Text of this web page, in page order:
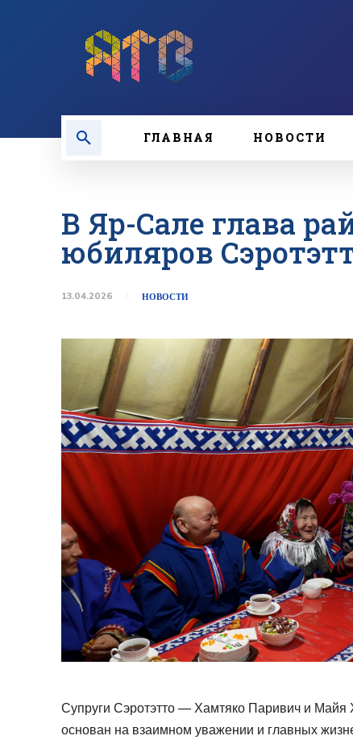
ГЛАВНАЯ НОВОСТИ
В Яр-Сале глава
юбиляров
13.04.2026 НОВОСТИ
Супруги Сэротэтто — Хамтяко Паривич и
основан на взаимном уважении и главных